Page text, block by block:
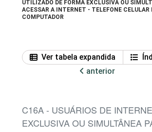
UTILIZADO DE FORMA EXCLUSIVA OU
ACESSAR A INTERNET - TELEFONE CELULAR
COMPUTADOR
Ver tabela expandida
anterior
C16A - USUÁRIOS DE
EXCLUSIVA OU SIMULTÂNEA